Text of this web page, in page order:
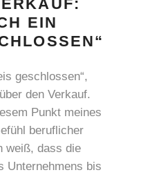
EIN
geschlossen“,
den Verkauf.
Punkt meines
beruflicher
weiß, dass die
Unternehmens bis